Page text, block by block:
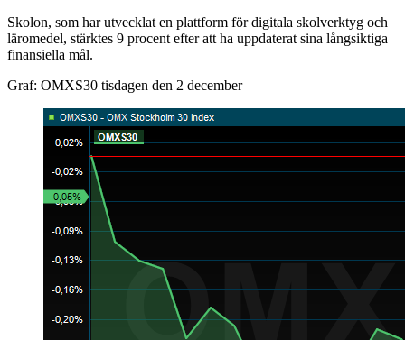
Skolon, som har utvecklat en plattform för digitala skolverktyg och
läromedel, stärktes 9 procent efter att ha uppdaterat sina långsiktiga
finansiella mål.
Graf: OMXS30 tisdagen den 2 december